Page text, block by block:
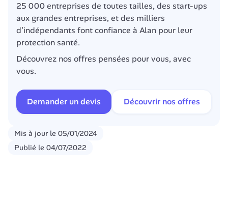
25 000 entreprises de toutes tailles, des start-ups
aux grandes entreprises, et des milliers
d’indépendants font confiance à Alan pour leur
protection santé.
Découvrez nos offres pensées pour vous, avec
vous.
Demander un devis Découvrir nos offres
Mis à jour le 05/01/2024
Publié le 04/07/2022